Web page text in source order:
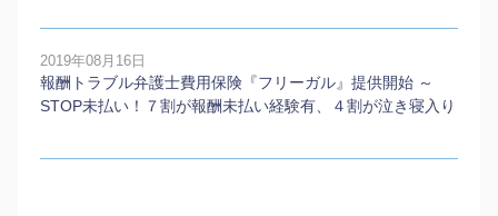
2019年08月16日
報酬トラブル弁護士費用保険『フリーガル』提供開始 ～
STOP未払い！７割が報酬未払い経験有、４割が泣き寝入り